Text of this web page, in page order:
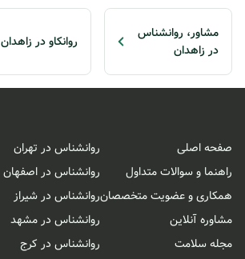
مشاور، روانشناس
در زاهدان
روانکاو در زاهدان
صفحه اصلی
راهنما و سوالات متداول
همکاری و عضویت متخصصان
مشاوره آنلاین
مجله سلامت
روانشناس در تهران
روانشناس در اصفهان
روانشناس در شیراز
روانشناس در مشهد
روانشناس در کرج